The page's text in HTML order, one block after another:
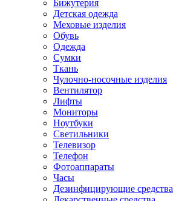
Бижутерия
Детская одежда
Меховые изделия
Обувь
Одежда
Сумки
Ткань
Чулочно-носочные изделия
Вентилятор
Лифты
Мониторы
Ноутбуки
Светильники
Телевизор
Телефон
Фотоаппараты
Часы
Дезинфицирующие средства